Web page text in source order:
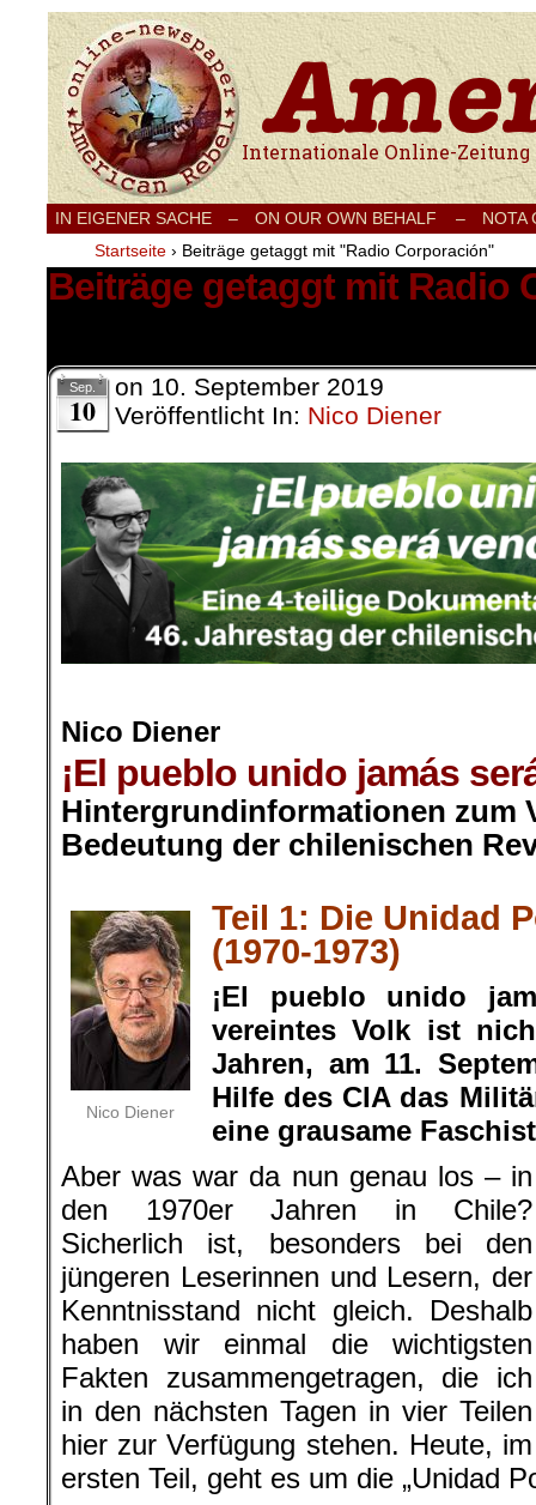
Internationale Onlinezeitung für Frieden,
IN EIGENER SACHE – ON OUR OWN BEHALF –
NOTA
Startseite › Beiträge getaggt mit "Radio Corporación"
Beiträge getaggt mit Radio
Sep.
10
on 10. September 2019
Veröffentlicht In: Nico Diener
Nico Diener
¡El pueblo unido jamás
Hintergrundinformationen zum
Bedeutung der chilenischen
Nico Diener
Teil 1: Die Unidad
(1970-1973)
¡El pueblo unido
vereintes Volk ist
Jahren, am 11.
Hilfe des CIA das
eine grausame
Aber was war da nun genau los – in
den 1970er Jahren in Chile?
Sicherlich ist, besonders bei den
jüngeren Leserinnen und Lesern, der
Kenntnisstand nicht gleich. Deshalb
haben wir einmal die wichtigsten
Fakten zusammengetragen, die ich
in den nächsten Tagen in vier Teilen
hier zur Verfügung stehen. Heute, im
ersten Teil, geht es um die „Unidad